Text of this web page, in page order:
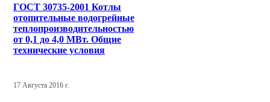
ГОСТ 30735-2001 Котлы
отопительные водогрейные
теплопроизводительностью
от 0,1 до 4,0 МВт. Общие
технические условия
17 Августа 2016 г.